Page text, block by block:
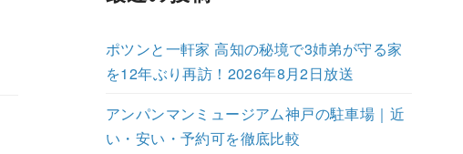
ポツンと一軒家 高知の秘境で3姉弟が守る家
を12年ぶり再訪！2026年8月2日放送
アンパンマンミュージアム神戸の駐車場｜近
い・安い・予約可を徹底比較